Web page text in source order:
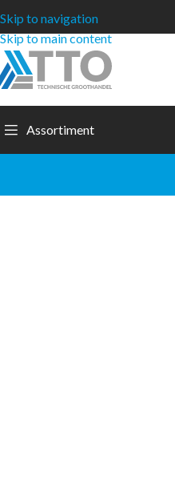
Skip to navigation
Skip to main content
Assortiment